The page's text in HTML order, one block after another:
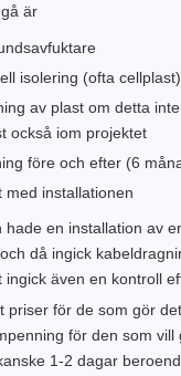
är
isolering (ofta cellplast)
av plast om detta
också iom projektet
före och efter (6
med installationen
hade en installation av
då ingick
ingick även en kontroll
priser för de som gör
för den som vill
1-2 dagar